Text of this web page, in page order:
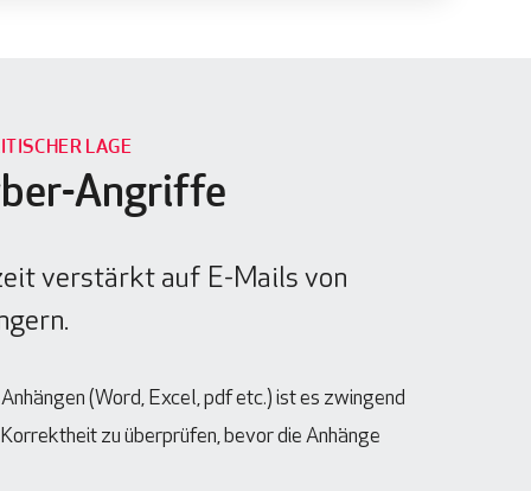
LAGE
Angriffe
verstärkt auf E-Mails von
(Word, Excel, pdf etc.) ist es zwingend
zu überprüfen, bevor die Anhänge